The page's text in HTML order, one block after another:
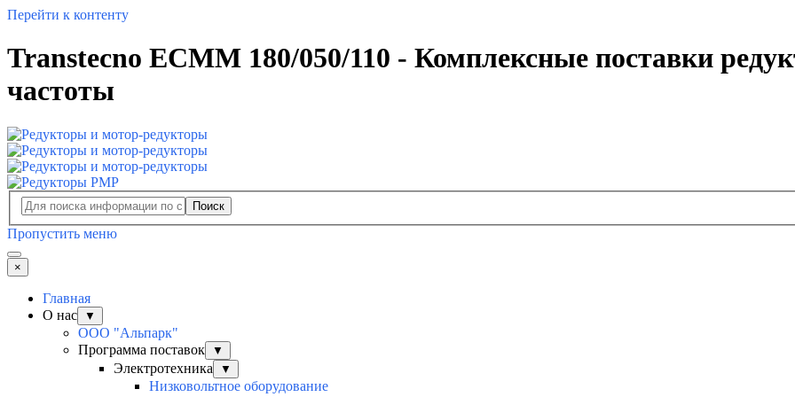
Перейти к контенту
Transtecno ECMM 180/050/110 - Комплексные поставки
частоты
Поиск
Пропустить меню
×
Главная
О нас
▼
ООО "Альпарк"
Программа поставок
▼
Электротехника ▼
Низковольтное оборудование